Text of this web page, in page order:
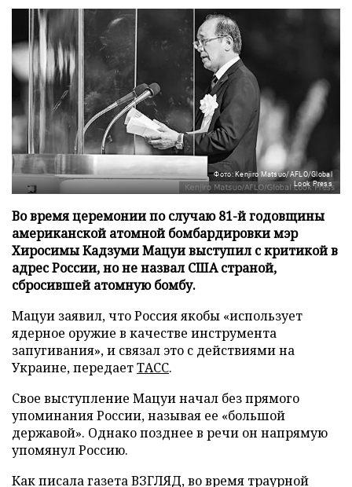
Фото: Kenjiro Matsuo/AFLO/Global
Look Press
Во время церемонии по случаю 81-й годовщины
американской атомной бомбардировки мэр
Хиросимы Кадзуми Мацуи выступил с критикой в
адрес России, но не назвал США страной,
сбросившей атомную бомбу.
Мацуи заявил, что Россия якобы «использует
ядерное оружие в качестве инструмента
запугивания», и связал это с действиями на
Украине, передаетТАСС.
Свое выступление Мацуи начал без прямого
упоминания России, называя ее «большой
державой». Однако позднее в речи он напрямую
упомянул Россию.
Как писала газета ВЗГЛЯД, во время траурной